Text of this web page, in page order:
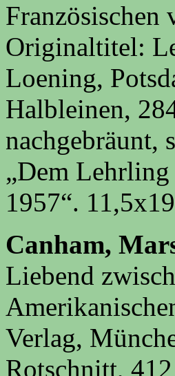
Französischen
Originaltitel:
Loening,
Halbleinen,
nachgebräunt,
„Dem
1957“.
Canham,
Liebend
Verlag,
Rotschnitt,